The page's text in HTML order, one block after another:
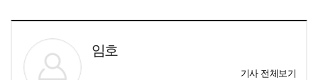
임호
기사 전체보기